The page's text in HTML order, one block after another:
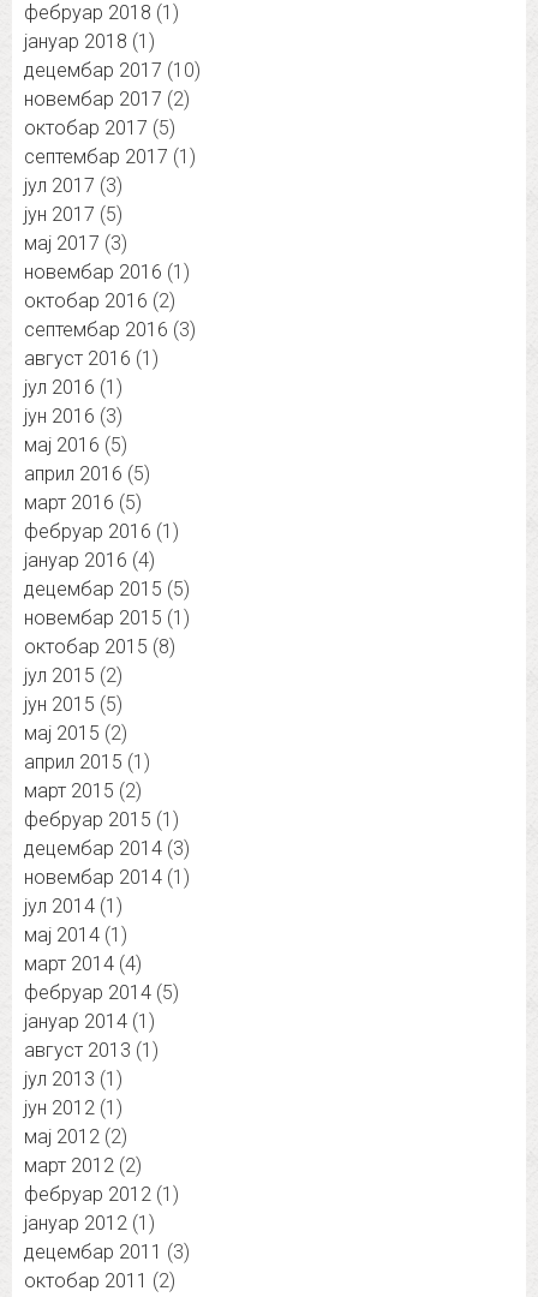
фебруар 2018 (1)
јануар 2018 (1)
децембар 2017 (10)
новембар 2017 (2)
октобар 2017 (5)
септембар 2017 (1)
јул 2017 (3)
јун 2017 (5)
мај 2017 (3)
новембар 2016 (1)
октобар 2016 (2)
септембар 2016 (3)
август 2016 (1)
јул 2016 (1)
јун 2016 (3)
мај 2016 (5)
април 2016 (5)
март 2016 (5)
фебруар 2016 (1)
јануар 2016 (4)
децембар 2015 (5)
новембар 2015 (1)
октобар 2015 (8)
јул 2015 (2)
јун 2015 (5)
мај 2015 (2)
април 2015 (1)
март 2015 (2)
фебруар 2015 (1)
децембар 2014 (3)
новембар 2014 (1)
јул 2014 (1)
мај 2014 (1)
март 2014 (4)
фебруар 2014 (5)
јануар 2014 (1)
август 2013 (1)
јул 2013 (1)
јун 2012 (1)
мај 2012 (2)
март 2012 (2)
фебруар 2012 (1)
јануар 2012 (1)
децембар 2011 (3)
октобар 2011 (2)